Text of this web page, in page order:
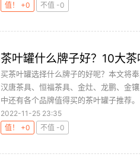
值！ +0
不值 -0
茶叶罐什么牌子好？10大
买茶叶罐选择什么牌子的好呢？本文将
汉唐茶具、恒福茶具、金灶、龙鹏、金
中还有各个品牌值得买的茶叶罐子推荐
2022-11-25 23:35
值！ +0
不值 -0